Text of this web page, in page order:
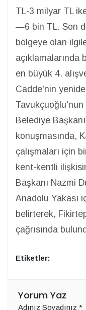
TL-3 milyar TL
—6 bin TL. Son
bölgeye olan
açıklamalarında
en büyük 4.
Cadde'nin
Tavukçuoğlu'nun
Belediye
konuşmasında,
çalışmaları için
kent-kentli
Başkanı Nazmi
Anadolu Yakası
belirterek,
çağrısında
Etiketler:
Yorum Yaz
Adınız Soyadınız *